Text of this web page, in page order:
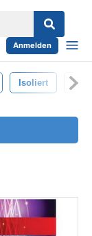
Anmelden
Isoliert